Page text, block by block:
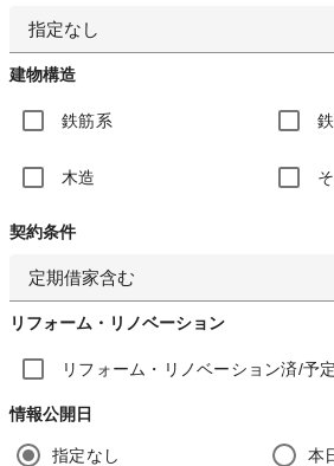
指定なし
建物構造
鉄筋系
木造
契約条件
定期借家含む
リフォーム・リノベーション
リフォーム・リノベーション済/予
情報公開日
指定なし 本